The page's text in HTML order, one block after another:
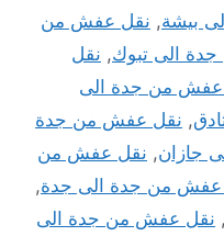
بيشة, نقل عفش من
الى تبوك, نقل
عفش من جدة الى
, نقل عفش من جدة
جازان, نقل عفش من
عفش من جدة الى جدة,
, نقل عفش من جدة الى